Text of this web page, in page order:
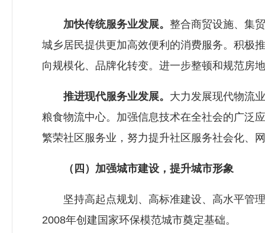
加快传统服务业发展。 整合商贸设施、集
城乡居民提供更加高效便利的消费服务。积极
向规模化、品牌化转变。进一步整顿和规范房
推进现代服务业发展。 大力发展现代物流
粮食物流中心。加强信息技术在全社会的广泛
繁荣社区服务业，努力提升社区服务社会化、
（四）加强城市建设，提升城市形象
坚持高起点规划、高标准建设、高水平管理
2008年创建国家环保模范城市奠定基础。